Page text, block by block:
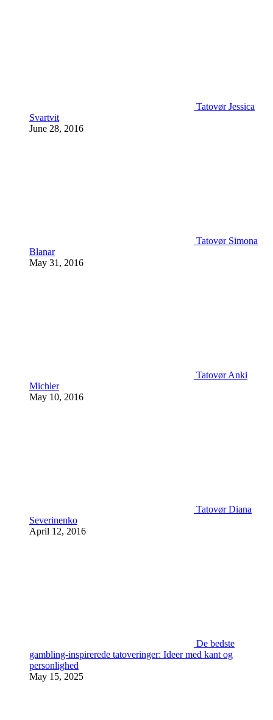
Tatovør Jessica
Svartvit
June 28, 2016
Tatovør Simona
Blanar
May 31, 2016
Tatovør Anki
Michler
May 10, 2016
Tatovør Diana
Severinenko
April 12, 2016
De bedste
gambling-inspirerede tatoveringer: Ideer med kant og
personlighed
May 15, 2025